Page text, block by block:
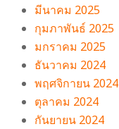
มีนาคม 2025
กุมภาพันธ์ 2025
มกราคม 2025
ธันวาคม 2024
พฤศจิกายน 2024
ตุลาคม 2024
กันยายน 2024